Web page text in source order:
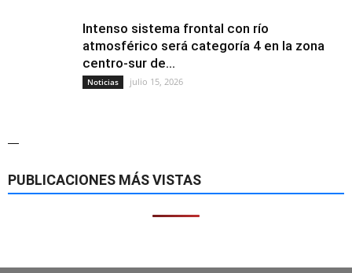
Intenso sistema frontal con río
atmosférico será categoría 4 en la zona
centro-sur de...
Noticias julio 15, 2026
—
PUBLICACIONES MÁS VISTAS